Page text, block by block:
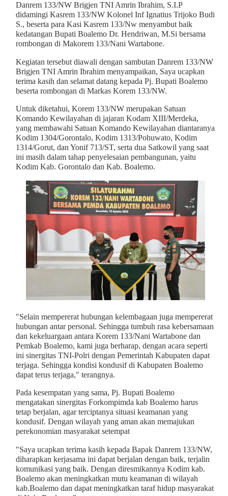
Danrem 133/NW Brigjen TNI Amrin Ibrahim, S.I.P
didamingi Kasrem 133/NW Kolonel Inf Ignatius Trijoko Budi
S., beserta para Kasi Kasrem 133/Nw menyambut baik
kedatangan Bupati Boalemo Dr. Hendriwan, M.Si bersama
rombongan di Makorem 133/Nani Wartabone.
Kegiatan tersebut diawali dengan sambutan Danrem 133/NW
Brigjen TNI Amrin Ibrahim menyampaikan, Saya ucapkan
terima kasih dan selamat datang kepada Pj. Bupati Boalemo
beserta rombongan di Markas Korem 133/NW.
Untuk diketahui, Korem 133/NW merupakan Satuan
Komando Kewilayahan di jajaran Kodam XIII/Merdeka,
yang membawahi Satuan Komando Kewilayahan diantaranya
Kodim 1304/Gorontalo, Kodim 1313/Pohuwato, Kodim
1314/Gorut, dan Yonif 713/ST, serta dua Satkowil yang saat
ini masih dalam tahap penyelesaian pembangunan, yaitu
Kodim Kab. Gorontalo dan Kab. Boalemo.
"Selain mempererat hubungan kelembagaan juga mempererat
hubungan antar personal. Sehingga tumbuh rasa kebersamaan
dan kekeluargaan antara Korem 133/Nani Wartabone dan
Pemkab Boalemo, kami juga berharap, dengan acara seperti
ini sinergitas TNI-Polri dengan Pemerintah Kabupaten dapat
terjaga. Sehingga kondisi kondusif di Kabupaten Boalemo
dapat terus terjaga," terangnya.
Pada kesempatan yang sama, Pj. Bupati Boalemo
mengatakan sinergitas Forkompimda kab Boalemo harus
tetap berjalan, agar terciptanya situasi keamanan yang
kondusif. Dengan wilayah yang aman akan memajukan
perekonomian masyarakat setempat
"Saya ucapkan terima kasih kepada Bapak Danrem 133/NW,
diharapkan kerjasama ini dapat berjalan dengan baik, terjalin
komunikasi yang baik. Dengan diresmikannya Kodim kab.
Boalemo akan meningkatkan mutu keamanan di wilayah
kab.Boalemo dan dapat meningkatkan taraf hidup masyarakat